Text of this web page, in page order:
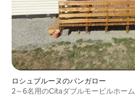
ロシュブルーヌのバンガロー
2～6名用のCitaダブルモービルホーム